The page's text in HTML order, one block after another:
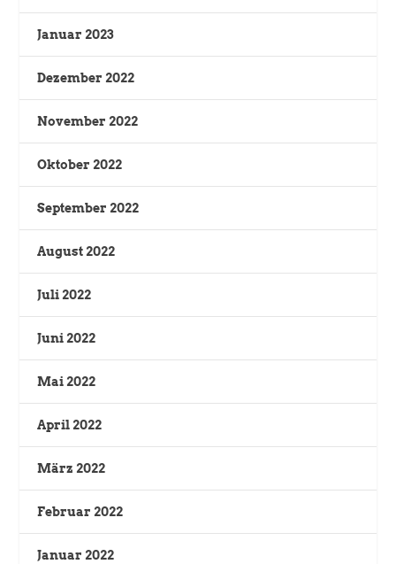
Januar 2023
Dezember 2022
November 2022
Oktober 2022
September 2022
August 2022
Juli 2022
Juni 2022
Mai 2022
April 2022
März 2022
Februar 2022
Januar 2022